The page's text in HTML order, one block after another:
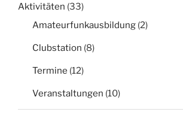
Aktivitäten (33)
Amateurfunkausbildung (2)
Clubstation (8)
Termine (12)
Veranstaltungen (10)